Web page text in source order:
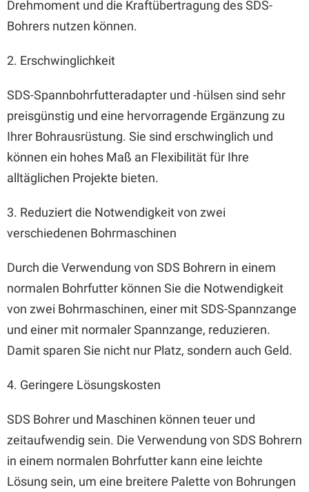
Drehmoment und die Kraftübertragung des SDS-
Bohrers nutzen können.
2. Erschwinglichkeit
SDS-Spannbohrfutteradapter und -hülsen sind sehr
preisgünstig und eine hervorragende Ergänzung zu
Ihrer Bohrausrüstung. Sie sind erschwinglich und
können ein hohes Maß an Flexibilität für Ihre
alltäglichen Projekte bieten.
3. Reduziert die Notwendigkeit von zwei
verschiedenen Bohrmaschinen
Durch die Verwendung von SDS Bohrern in einem
normalen Bohrfutter können Sie die Notwendigkeit
von zwei Bohrmaschinen, einer mit SDS-Spannzange
und einer mit normaler Spannzange, reduzieren.
Damit sparen Sie nicht nur Platz, sondern auch Geld.
4. Geringere Lösungskosten
SDS Bohrer und Maschinen können teuer und
zeitaufwendig sein. Die Verwendung von SDS Bohrern
in einem normalen Bohrfutter kann eine leichte
Lösung sein, um eine breitere Palette von Bohrungen